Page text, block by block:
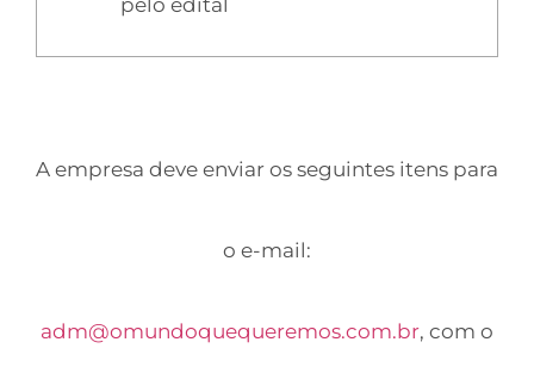
pelo edital
A empresa deve enviar os seguintes itens para
o e-mail:
adm@omundoquequeremos.com.br, com o